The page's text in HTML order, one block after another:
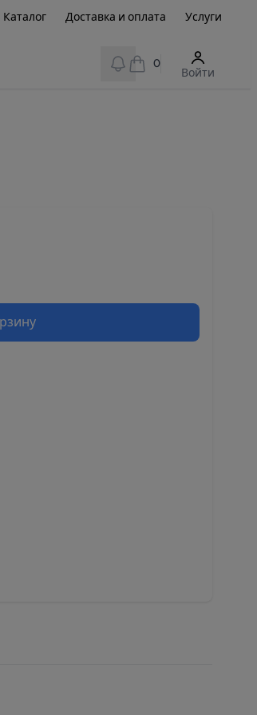
Каталог Доставка и оплата Услуги
View notifications
0
Войти